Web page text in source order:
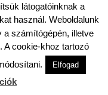
látogatóinknak a
használ. Weboldalunk
a számítógépén, illetve
A cookie-khoz tartozó
Elfogad